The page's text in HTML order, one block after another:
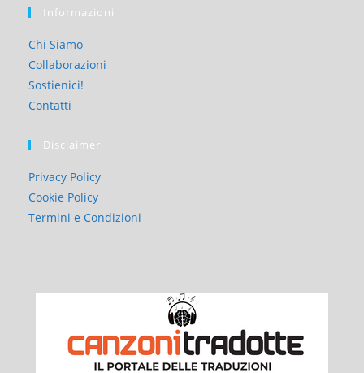
Informazioni
Chi Siamo
Collaborazioni
Sostienici!
Contatti
Disclaimer
Privacy Policy
Cookie Policy
Termini e Condizioni